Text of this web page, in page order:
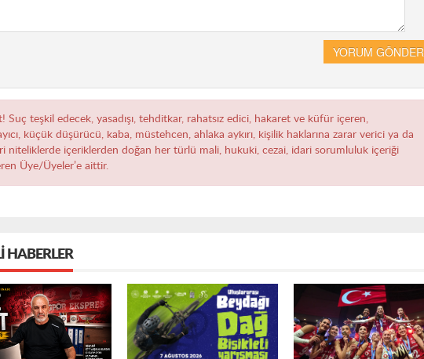
YORUM GÖNDER
Suç teşkil edecek, yasadışı, tehditkar, rahatsız edici, hakaret ve küfür içeren,
küçük düşürücü, kaba, müstehcen, ahlaka aykırı, kişilik haklarına zarar verici ya da
niteliklerde içeriklerden doğan her türlü mali, hukuki, cezai, idari sorumluluk içeriği
Üye/Üyeler’e aittir.
HABERLER